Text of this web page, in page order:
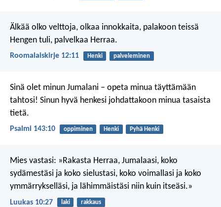
Älkää olko velttoja, olkaa innokkaita, palakoon teissä
Hengen tuli, palvelkaa Herraa.
Roomalaiskirje 12:11 Henki palveleminen
Sinä olet minun Jumalani – opeta minua täyttämään
tahtosi! Sinun hyvä henkesi johdattakoon minua tasaista
tietä.
Psalmi 143:10 oppiminen Henki Pyhä Henki
Mies vastasi: »Rakasta Herraa, Jumalaasi, koko
sydämestäsi ja koko sielustasi, koko voimallasi ja koko
ymmärrykselläsi, ja lähimmäistäsi niin kuin itseäsi.»
Luukas 10:27 laki rakkaus